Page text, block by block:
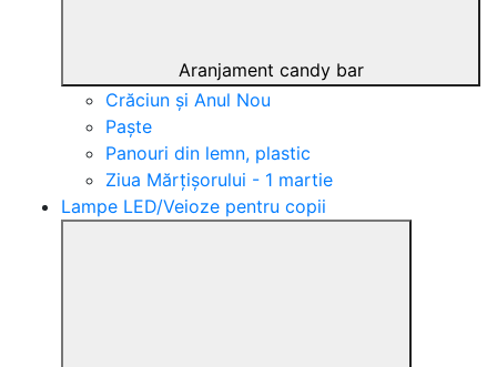
Aranjament candy bar
Crăciun și Anul Nou
Paște
Panouri din lemn, plastic
Ziua Mărțișorului - 1 martie
Lampe LED/Veioze pentru copii